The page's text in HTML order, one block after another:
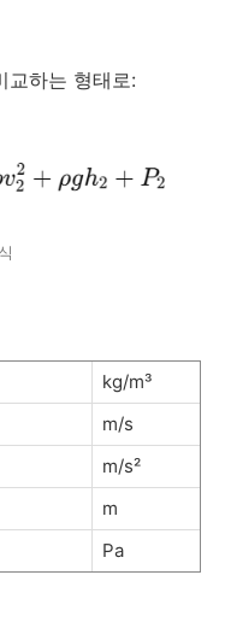
교하는 형태로:
kg/m³
m/s
m/s²
m
Pa